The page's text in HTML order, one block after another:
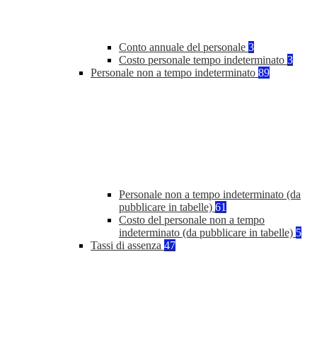
Conto annuale del personale 3
Costo personale tempo indeterminato 3
Personale non a tempo indeterminato 89
Personale non a tempo indeterminato (da
pubblicare in tabelle) 61
Costo del personale non a tempo
indeterminato (da pubblicare in tabelle) 5
Tassi di assenza 47